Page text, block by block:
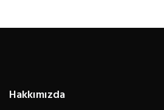
Hakkımızda